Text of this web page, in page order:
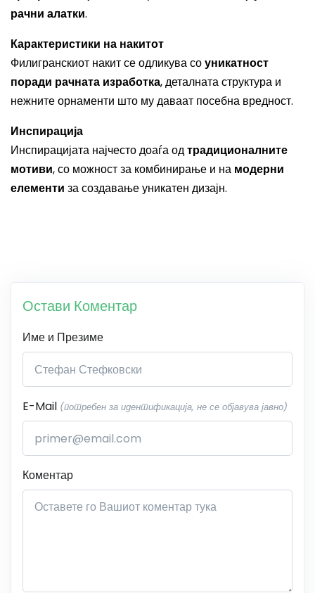
рачни алатки.
Карактеристики на накитот
Филигранскиот накит се одликува соуникатност
поради рачната изработка, деталната структура и
нежните орнаменти што му даваат посебна вредност.
Инспирација
Инспирацијата најчесто доаѓа одтрадиционалните
мотиви, со можност за комбинирање и на модерни
елементи за создавање уникатен дизајн.
Остави Коментар
Име и Презиме
E-Mail (потребен за идентификација, не се објавува јавно)
Коментар